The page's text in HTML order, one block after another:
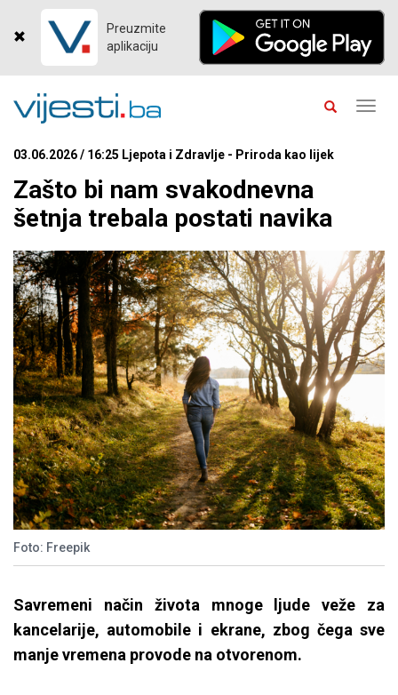
Preuzmite
aplikaciju
03.06.2026 / 16:25 Ljepota i Zdravlje - Priroda kao lijek
Zašto bi nam svakodnevna
šetnja trebala postati navika
Foto: Freepik
Savremeni način života mnoge ljude veže za
kancelarije, automobile i ekrane, zbog čega sve
manje vremena provode na otvorenom.